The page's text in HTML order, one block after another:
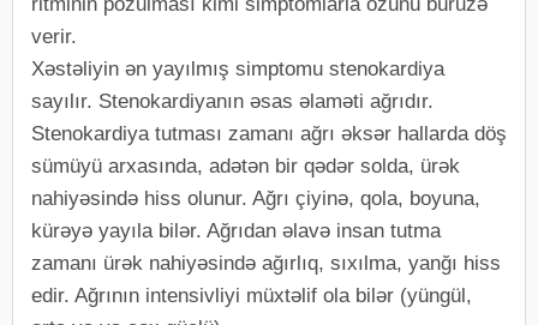
verir.
Xəstəliyin ən yayılmış simptomu stenokardiya
sayılır. Stenokardiyanın əsas əlaməti ağrıdır.
Stenokardiya tutması zamanı ağrı əksər hallarda döş
sümüyü arxasında, adətən bir qədər solda, ürək
nahiyəsində hiss olunur. Ağrı çiyinə, qola, boyuna,
kürəyə yayıla bilər. Ağrıdan əlavə insan tutma
zamanı ürək nahiyəsində ağırlıq, sıxılma, yanğı hiss
edir. Ağrının intensivliyi müxtəlif ola bilər (yüngül,